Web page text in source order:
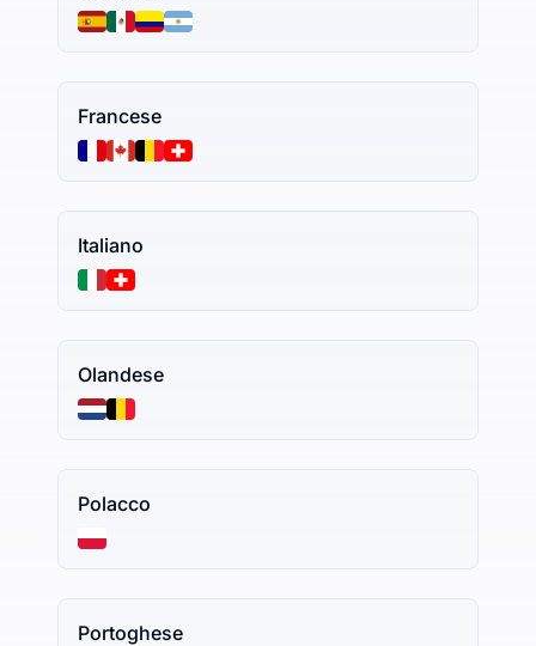
Francese
Italiano
Olandese
Polacco
Portoghese